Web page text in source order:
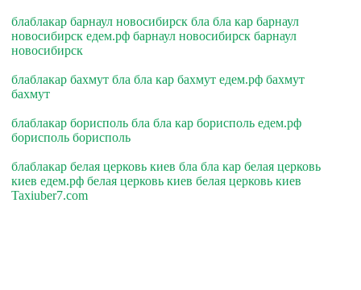
блаблакар барнаул новосибирск бла бла кар барнаул
новосибирск едем.рф барнаул новосибирск барнаул
новосибирск
блаблакар бахмут бла бла кар бахмут едем.рф бахмут
бахмут
блаблакар борисполь бла бла кар борисполь едем.рф
борисполь борисполь
блаблакар белая церковь киев бла бла кар белая церковь
киев едем.рф белая церковь киев белая церковь киев
Taxiuber7.com